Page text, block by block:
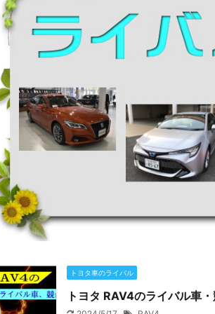
トヨタ車のライバル
トヨタ RAV4のライバル車